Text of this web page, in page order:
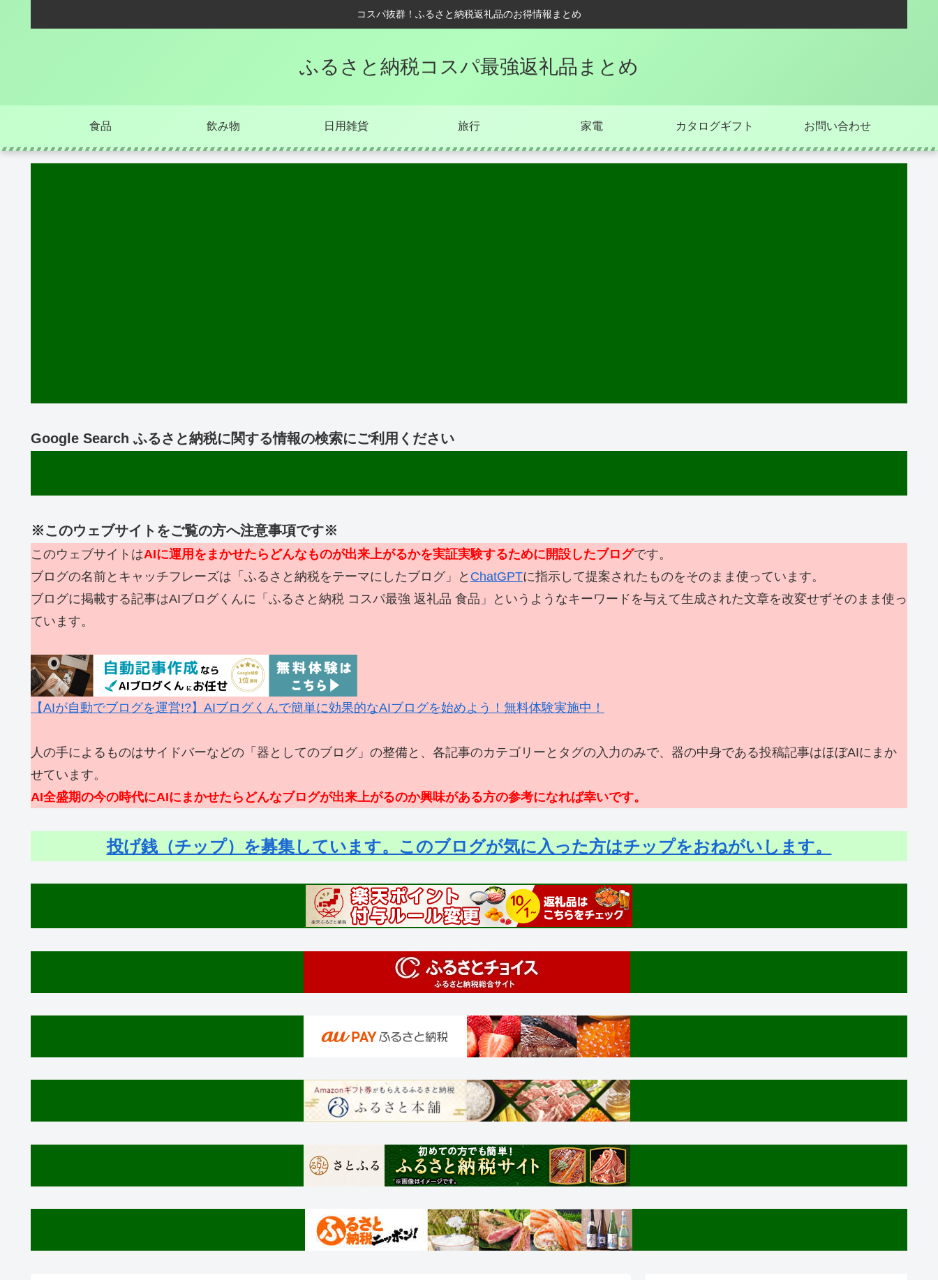
コスパ抜群！ふるさと納税返礼品のお得情報まとめ
ふるさと納税コスパ最強返礼品まとめ
食品 飲み物 日用雑貨 旅行 家電 カタログギフト お問い合わせ
Google Search ふるさと納税に関する情報の検索にご利用ください
※このウェブサイトをご覧の方へ注意事項です※
このウェブサイトはAIに運用をまかせたらどんなものが出来上がるかを実証実験するために開設したブログです。
ブログの名前とキャッチフレーズは「ふるさと納税をテーマにしたブログ」と ChatGPTに指示して提案されたものをそのまま使っています。
ブログに掲載する記事はAIブログくんに「ふるさと納税 コスパ最強 返礼品 食品」というようなキーワードを与えて生成された文章を改変せずそのまま使っ
ています。
【AIが自動でブログを運営!?】AIブログくんで簡単に効果的なAIブログを始めよう！無料体験実施中！
人の手によるものはサイドバーなどの「器としてのブログ」の整備と、各記事のカテゴリーとタグの入力のみで、器の中身である投稿記事はほぼAIにまか
せています。
AI全盛期の今の時代にAIにまかせたらどんなブログが出来上がるのか興味がある方の参考になれば幸いです。
投げ銭（チップ）を募集しています。このブログが気に入った方はチップをおねがいします。